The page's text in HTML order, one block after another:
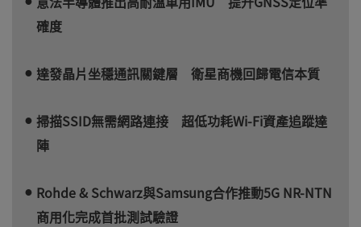
確度
達發晶片坐穩通訊關鍵層 衛星商機回歸電信本質
掃描SSID無需網路連接 超低功耗Wi-Fi資產追蹤達
陣
Rohde & Schwarz與Samsung合作推動5G NR-NTN
商用化完成首批測試驗證